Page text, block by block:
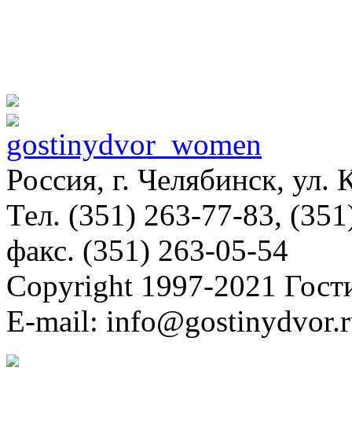
Россия, г. Челябинск,
Тел. (351) 263-77-83,
факс. (351) 263-05-54
Copyright 1997-2021
E-mail: